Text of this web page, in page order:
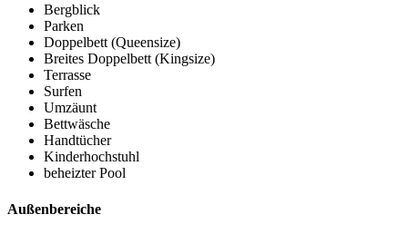
Bergblick
Parken
Doppelbett (Queensize)
Breites Doppelbett (Kingsize)
Terrasse
Surfen
Umzäunt
Bettwäsche
Handtücher
Kinderhochstuhl
beheizter Pool
Außenbereiche